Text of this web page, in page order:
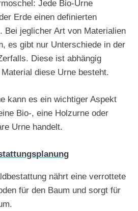
Jede Bio-Urne
Erde einen definierten
Bei jeglicher Art von Materialien
es gibt nur Unterschiede in der
Diese ist abhängig
diese Urne besteht.
kann es ein wichtiger Aspekt
Bio-, eine Holzurne oder
Urne handelt.
nährt eine verrottete
für den Baum und sorgt für